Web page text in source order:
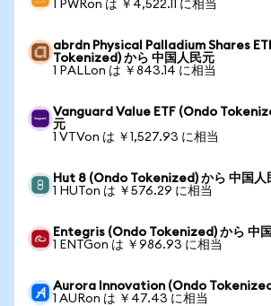
1 PWRon は ￥4,522.11 に相当
abrdn Physical Palladium Shares
Tokenized) から 中国人民元
1 PALLon は ￥843.14 に相当
Vanguard Value ETF (Ondo
元
1 VTVon は ￥1,527.93 に相当
Hut 8 (Ondo Tokenized) から 中国人
1 HUTon は ￥576.29 に相当
Entegris (Ondo Tokenized) から 中
1 ENTGon は ￥986.93 に相当
Aurora Innovation (Ondo
1 AURon は ￥47.43 に相当